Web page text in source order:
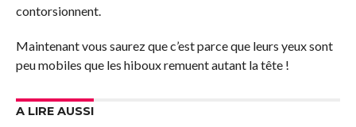
contorsionnent.
Maintenant vous saurez que c’est parce que leurs yeux sont
peu mobiles que les hiboux remuent autant la tête !
A LIRE AUSSI